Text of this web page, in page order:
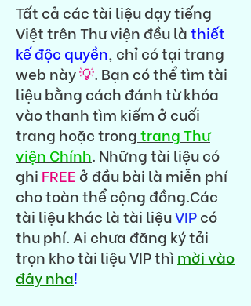
Tất cả các tài liệu dạy tiếng
Việt trên Thư viện đều làthiết
kế độc quyền, chỉ có tại trang
web này💡. Bạn có thể tìm tài
liệu bằng cách đánh từ khóa
vào thanh tìm kiếm ở cuối
trang hoặc trongtrang Thư
viện Chính. Những tài liệu có
ghi FREE ở đầu bài là miễn phí
cho toàn thể cộng đồng.Các
tài liệu khác là tài liệuVIPcó
thu phí. Ai chưa đăng ký tải
trọn kho tài liệu VIP thì mời vào
đây nha!